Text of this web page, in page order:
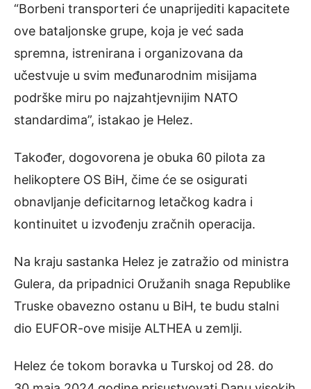
“Borbeni transporteri će unaprijediti kapacitete
ove bataljonske grupe, koja je već sada
spremna, istrenirana i organizovana da
učestvuje u svim međunarodnim misijama
podrške miru po najzahtjevnijim NATO
standardima”, istakao je Helez.
Također, dogovorena je obuka 60 pilota za
helikoptere OS BiH, čime će se osigurati
obnavljanje deficitarnog letačkog kadra i
kontinuitet u izvođenju zračnih operacija.
Na kraju sastanka Helez je zatražio od ministra
Gulera, da pripadnici Oružanih snaga Republike
Truske obavezno ostanu u BiH, te budu stalni
dio EUFOR-ove misije ALTHEA u zemlji.
Helez će tokom boravka u Turskoj od 28. do